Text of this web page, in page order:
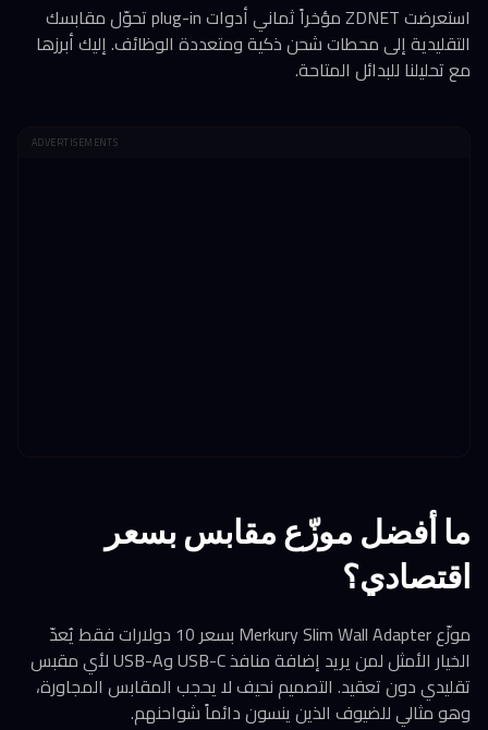
استعرضت ZDNET مؤخراً ثماني أدوات plug-in تحوّل مقابسك
التقليدية إلى محطات شحن ذكية ومتعددة الوظائف. إليك أبرزها
مع تحليلنا للبدائل المتاحة.
ADVERTISEMENTS
ما أفضل موزّع مقابس بسعر
اقتصادي؟
موزّع Merkury Slim Wall Adapter بسعر 10 دولارات فقط يُعدّ
الخيار الأمثل لمن يريد إضافة منافذ USB-C وUSB-A لأي مقبس
تقليدي دون تعقيد. التصميم نحيف لا يحجب المقابس المجاورة،
وهو مثالي للضيوف الذين ينسون دائماً شواحنهم.